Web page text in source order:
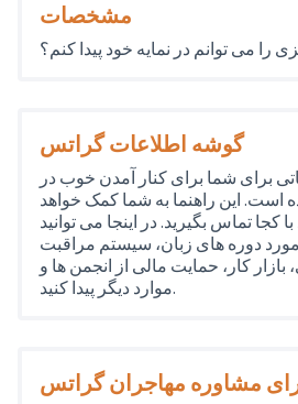
مشخصات
را می توانم در نمایه خود پیدا کنم؟
گوشه اطلاعات گراتس
برای شما برای کنار آمدن خوب در
است. این راهنما به شما کمک خواهد
کجا تماس بگیرید. در اینجا می توانید
دوره های زبان، سیستم مراقبت
بازار کار، حمایت مالی از انجمن ها و
موارد دیگر پیدا کنید.
مشاوره مهاجران گراتس